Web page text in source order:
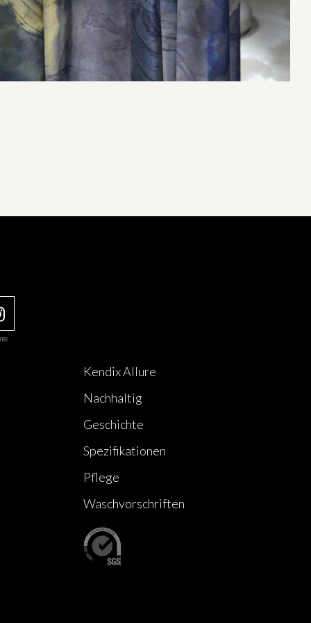
Kendix Allure
Nachhaltig
Geschichte
Spezifikationen
Pflege
Waschvorschriften